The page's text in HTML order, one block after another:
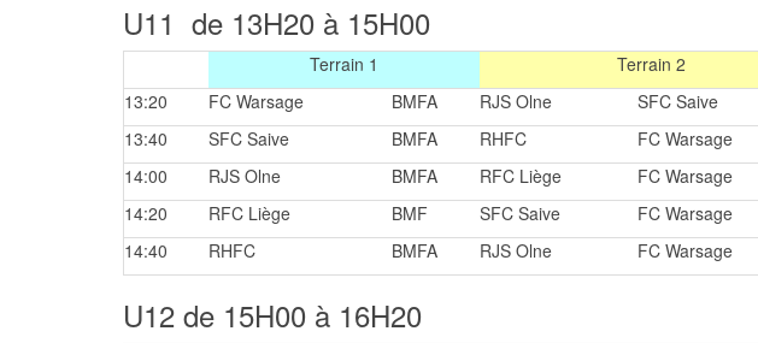
U11 de 13H20 à 15H00
Terrain 1 Terrain 2
13:20
FC Warsage BMFA RJS Olne SFC Saive
13:40
SFC Saive BMFA RHFC FC Warsage
14:00
RJS Olne BMFA RFC Liège FC Warsage
14:20
RFC Liège BMF SFC Saive FC Warsage
14:40
RHFC BMFA RJS Olne FC Warsage
U12 de 15H00 à 16H20